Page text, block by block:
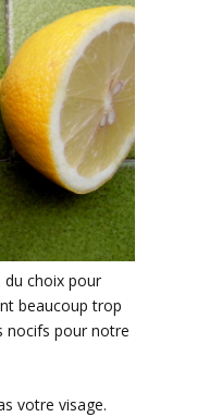
du choix pour
beaucoup trop
nocifs pour notre
votre visage.